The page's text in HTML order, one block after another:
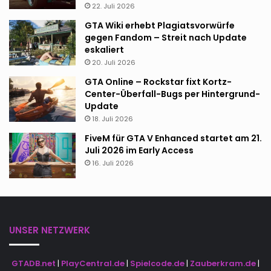
22. Juli 2026
GTA Wiki erhebt Plagiatsvorwürfe
gegen Fandom – Streit nach Update
eskaliert
20. Juli 2026
GTA Online – Rockstar fixt Kortz-
Center-Überfall-Bugs per Hintergrund-
Update
18. Juli 2026
FiveM für GTA V Enhanced startet am 21.
Juli 2026 im Early Access
16. Juli 2026
UNSER NETZWERK
GTADB.net | PlayCentral.de| Spielcode.de| Zauberkram.de|